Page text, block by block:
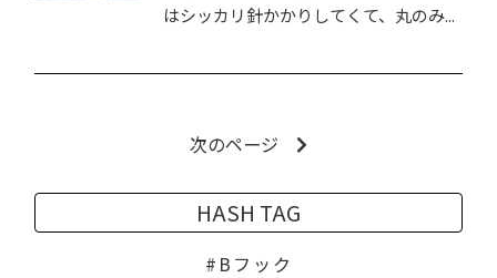
はシッカリ針かかりしてくて、丸のみ...
次のページ
HASH TAG
Bフック